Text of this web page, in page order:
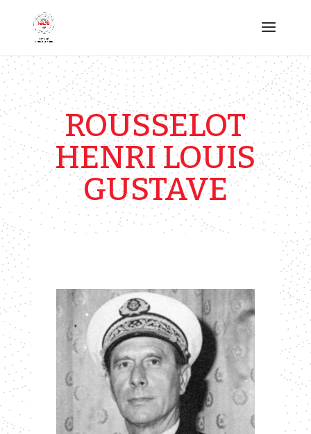
ROUSSELOT
HENRI LOUIS
GUSTAVE